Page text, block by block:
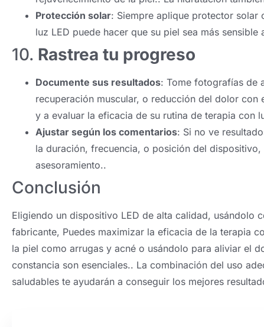
Protección solar: Siempre aplique protector solar
luz LED puede hacer que su piel sea más
10. Rastrea tu progreso
Documente sus resultados: Tome fotografías de
recuperación muscular, o reducción del dolor con
y a evaluar la eficacia de su rutina de terapia con
Ajustar según los comentarios: Si no ve
la duración, frecuencia, o posición del
asesoramiento..
Conclusión
Eligiendo un dispositivo LED de alta calidad, usándolo
fabricante, Puedes maximizar la eficacia de la terapia
la piel como arrugas y acné o usándolo para aliviar el
constancia son esenciales.. La combinación del uso
saludables te ayudarán a conseguir los mejores